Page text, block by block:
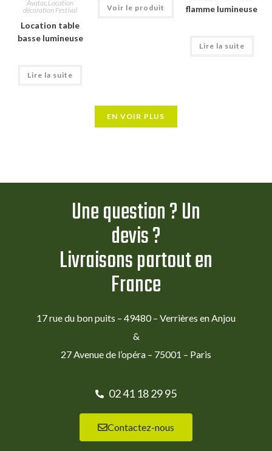
Avatar, Location
décoration Festival
Location table
basse lumineuse
Lire la suite
Voir le produit
flamme lumineuse
Lire la suite
EN VOIR PLUS
Une question ? Un
devis ?
Livraisons partout en
France
17 rue du bon puits – 49480 – Verrières en Anjou
&
27 Avenue de l’opéra – 75001 – Paris
02 41 18 29 95
Contactez-nous